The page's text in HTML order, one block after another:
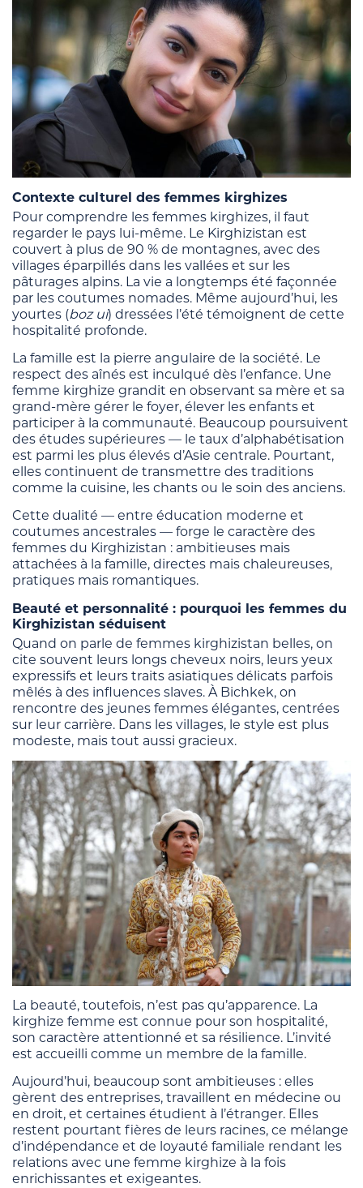
Contexte culturel des femmes kirghizes
Pour comprendre les femmes kirghizes, il faut
regarder le pays lui-même. Le Kirghizistan est
couvert à plus de 90 % de montagnes, avec des
villages éparpillés dans les vallées et sur les
pâturages alpins. La vie a longtemps été façonnée
par les coutumes nomades. Même aujourd’hui, les
yourtes (boz ui) dressées l’été témoignent de cette
hospitalité profonde.
La famille est la pierre angulaire de la société. Le
respect des aînés est inculqué dès l’enfance. Une
femme kirghize grandit en observant sa mère et sa
grand-mère gérer le foyer, élever les enfants et
participer à la communauté. Beaucoup poursuivent
des études supérieures — le taux d’alphabétisation
est parmi les plus élevés d’Asie centrale. Pourtant,
elles continuent de transmettre des traditions
comme la cuisine, les chants ou le soin des anciens.
Cette dualité — entre éducation moderne et
coutumes ancestrales — forge le caractère des
femmes du Kirghizistan : ambitieuses mais
attachées à la famille, directes mais chaleureuses,
pratiques mais romantiques.
Beauté et personnalité : pourquoi les femmes du
Kirghizistan séduisent
Quand on parle de femmes kirghizistan belles, on
cite souvent leurs longs cheveux noirs, leurs yeux
expressifs et leurs traits asiatiques délicats parfois
mêlés à des influences slaves. À Bichkek, on
rencontre des jeunes femmes élégantes, centrées
sur leur carrière. Dans les villages, le style est plus
modeste, mais tout aussi gracieux.
La beauté, toutefois, n’est pas qu’apparence. La
kirghize femme est connue pour son hospitalité,
son caractère attentionné et sa résilience. L’invité
est accueilli comme un membre de la famille.
Aujourd’hui, beaucoup sont ambitieuses : elles
gèrent des entreprises, travaillent en médecine ou
en droit, et certaines étudient à l’étranger. Elles
restent pourtant fières de leurs racines, ce mélange
d’indépendance et de loyauté familiale rendant les
relations avec une femme kirghize à la fois
enrichissantes et exigeantes.